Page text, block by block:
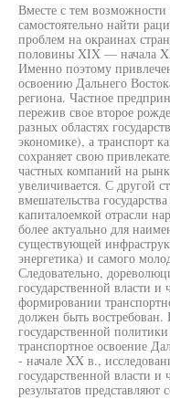
Вместе с тем возможности
самостоятельно найти
проблем на окраинах
половины XIX — начала
Именно поэтому
освоению Дальнего
региона. Частное
пережив свое второе
разных областях
экономике), а транспорт
сохраняет свою
частных компаний на
увеличивается. С другой
вмешательства
капиталоемкой отрасли
более актуально для
существующей
энергетика) и самого
Следовательно,
государственной власти и
формировании
должен быть востребован.
государственной
транспортное освоение
- начале XX в.,
государственной власти и
результатов представляют